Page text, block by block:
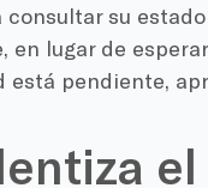
consultar su
en lugar de
está pendiente,